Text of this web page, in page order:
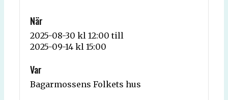
När
2025-08-30 kl 12:00till
2025-09-14 kl 15:00
Var
Bagarmossens Folkets hus